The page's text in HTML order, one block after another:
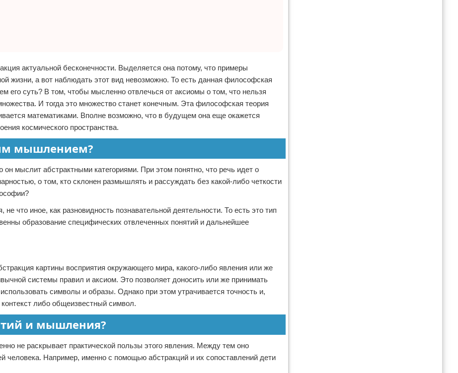
актуальной бесконечности. Выделяется она потому, что примеры
жизни, а вот наблюдать этот вид невозможно. То есть данная философская
его суть? В том, чтобы мысленно отвлечься от аксиомы о том, что нельзя
И тогда это множество станет конечным. Эта философская теория
математиками. Вполне возможно, что в будущем она еще окажется
космического пространства.
мышлением?
он мыслит абстрактными категориями. При этом понятно, что речь идет о
о том, кто склонен размышлять и рассуждать без какой-либо четкости
что иное, как разновидность познавательной деятельности. То есть это тип
образование специфических отвлеченных понятий и дальнейшее
картины восприятия окружающего мира, какого-либо явления или же
системы правил и аксиом. Это позволяет доносить или же принимать
символы и образы. Однако при этом утрачивается точность и,
либо общеизвестный символ.
и мышления?
не раскрывает практической пользы этого явления. Между тем оно
человека. Например, именно с помощью абстракций и их сопоставлений дети